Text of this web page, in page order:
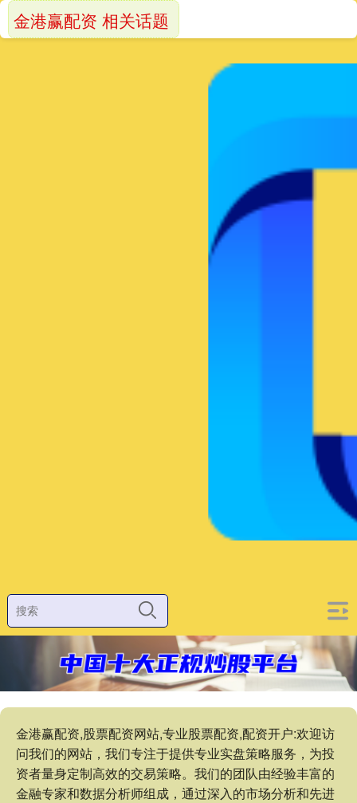
金港赢配资,股票配资网站,专业股票配资,配资开户:欢迎访
问我们的网站，我们专注于提供专业实盘策略服务，为投
资者量身定制高效的交易策略。我们的团队由经验丰富的
金融专家和数据分析师组成，通过深入的市场分析和先进
金港赢配资 相关话题